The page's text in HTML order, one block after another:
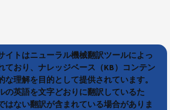
イトはニューラル機械翻訳ツールによっ
ており、ナレッジベース（KB）コンテン
な理解を目的として提供されています。
の英語を文字どおりに翻訳しているた
はない翻訳が含まれている場合がありま